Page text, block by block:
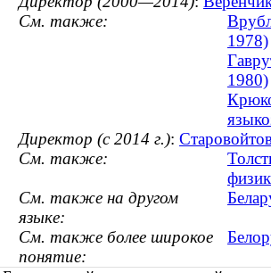
См. также:
1978)
1980)
Директор (с 2014 г.):
См. также:
См. также на другом
языке:
См. также более широкое
понятие: